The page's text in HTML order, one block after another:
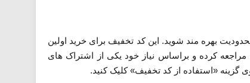
بهره مند شوید. این کد تخفیف برای خرید اولین
کرده و براساس نیاز خود یکی از اشتراک های